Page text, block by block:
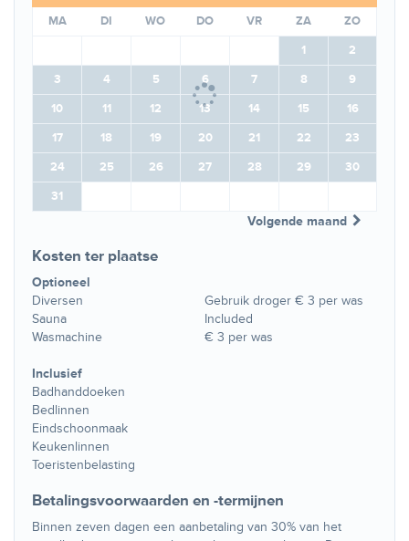
MA DI WO DO VR ZA
ZO
1
2
3
4 5 6 7 8
9
10
11 12 13 14 15
16
17
18 19 20 21 22
23
24
25 26 27 28 29
30
31
Volgende maand
Kosten ter plaatse
Optioneel
Diversen
Gebruik droger € 3 per was
Sauna
Included
Wasmachine
€ 3 per was
Inclusief
Badhanddoeken
Bedlinnen
Eindschoonmaak
Keukenlinnen
Toeristenbelasting
Betalingsvoorwaarden en -termijnen
Binnen zeven dagen een aanbetaling van 30% van het